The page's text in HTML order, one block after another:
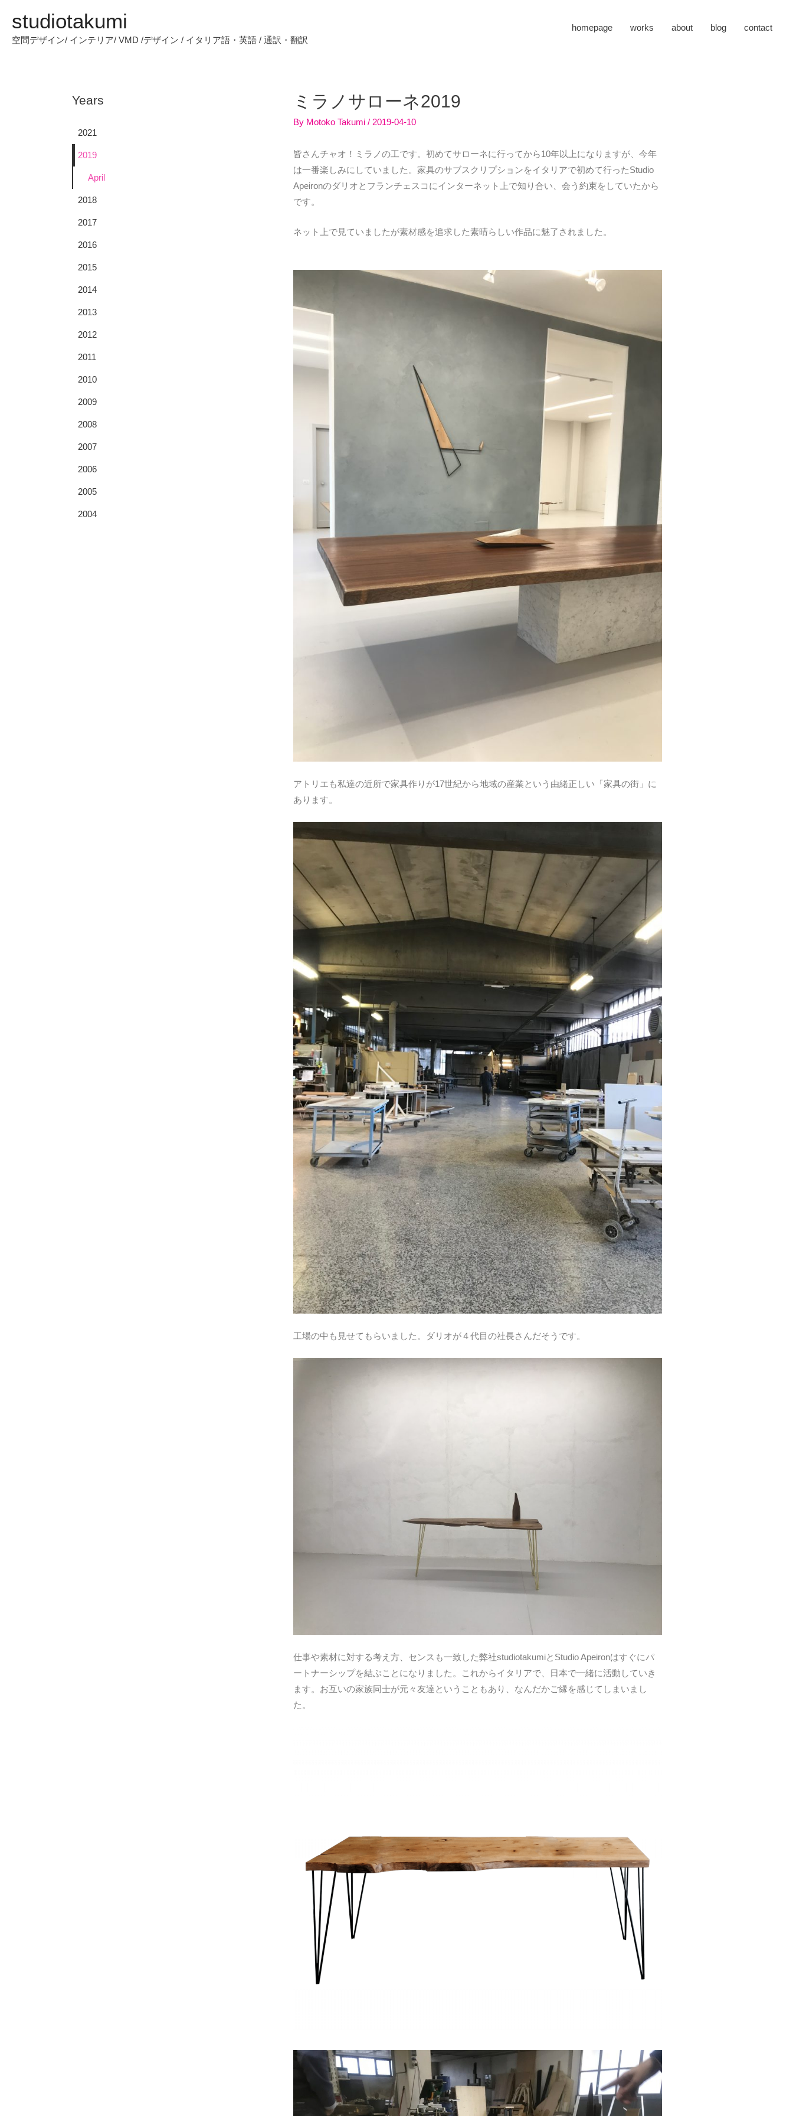
studiotakumi
空間デザイン/ インテリア/ VMD /デザイン / イタリア語・英語 / 通訳・翻訳
homepage works about blog contact
Years
2021
2019
April
2018
2017
2016
2015
2014
2013
2012
2011
2010
2009
2008
2007
2006
2005
2004
ミラノサローネ2019
By Motoko Takumi / 2019-04-10
皆さんチャオ！ ミラノの工です。初めてサローネに行ってから10年以上になりますが、今年
は一番楽しみにしていました。家具のサブスクリプショ ンをイタリアで初めて行ったStudio
Apeironのダリオとフランチェスコにインターネット上で知り合い、会う約束をしていたから
です。
ネット上で見ていましたが素材感を追求した素晴らしい作品に魅了されました。
アトリエも私達の近所で家具作りが17世紀から地域の産業という由緒正しい「家具の街」に
あります。
工場の中も見せてもらいました。ダリオが４代目の社長さんだそうです。
仕事や素材に対する考え方、センスも一致した弊社studiotakumiとStudio Apeironはすぐにパ
ートナーシップを結ぶことになりました。これからイタリアで、日本で一緒に活動していき
ます。お互いの家族同士が元々友達ということもあり、なんだかご縁を感じてしまいまし
た。